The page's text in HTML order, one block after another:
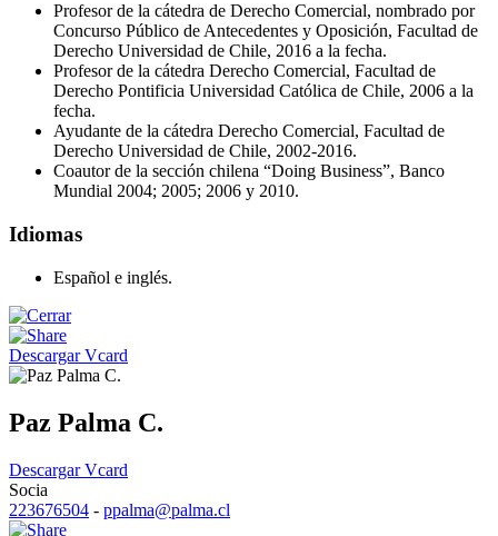
Profesor de la cátedra de Derecho Comercial, nombrado por
Concurso Público de Antecedentes y Oposición, Facultad de
Derecho Universidad de Chile, 2016 a la fecha.
Profesor de la cátedra Derecho Comercial, Facultad de
Derecho Pontificia Universidad Católica de Chile, 2006 a la
fecha.
Ayudante de la cátedra Derecho Comercial, Facultad de
Derecho Universidad de Chile, 2002-2016.
Coautor de la sección chilena “Doing Business”, Banco
Mundial 2004; 2005; 2006 y 2010.
Idiomas
Español e inglés.
Descargar Vcard
Paz Palma C.
Descargar Vcard
Socia
223676504 - ppalma@palma.cl